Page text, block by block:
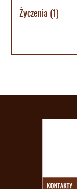
Życzenia (1)